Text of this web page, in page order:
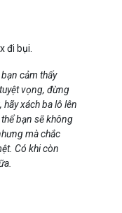
đi bụi.
cảm thấy
vọng, đừng
hãy xách ba lô lên
bạn sẽ không
mà chắc
Có khi còn